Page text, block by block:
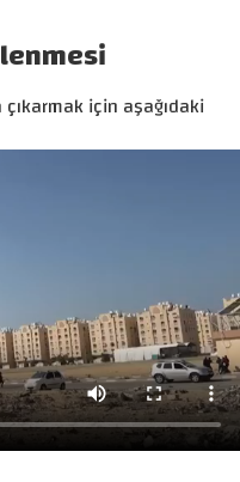
için aşağıdaki